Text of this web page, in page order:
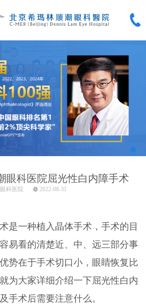
眼科医院屈光性白内障手术
科医院 2022-08-31
是一种植入晶体手术，手术的目
易看的清楚近、中、远三部分事
势在于手术切口小，眼睛恢复比
为大家详细介绍一下屈光性白内
手术后需要注意什么。